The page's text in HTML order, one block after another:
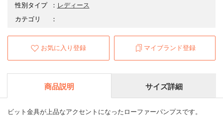
性別タイプ
： レディース
カテゴリ
：
お気に入り登録 マイブランド登録
商品説明 サイズ詳細
ビット金具が上品なアクセントになったローファーパンプスです。